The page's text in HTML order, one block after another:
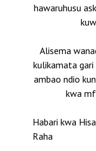
hawaruhusu
Alisema
kulikamata gari
ambao ndio
kwa
Habari kwa
Raha